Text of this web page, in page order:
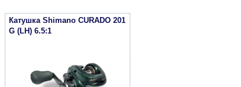
Катушка Shimano CURADO 201
G (LH) 6.5:1